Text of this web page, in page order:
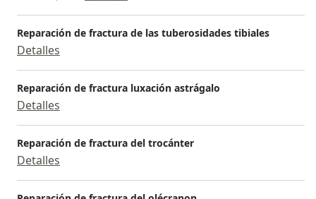
permitirá tratarse y cuidarse de una manera óptima,
utilizando para ello lo último en tecnología..... Lo
espero
Reparación de fractura de las tuberosidades tibiales
Detalles
Reparación de fractura luxación astrágalo
Detalles
Reparación de fractura del trocánter
Detalles